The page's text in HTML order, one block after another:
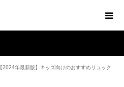
【2024年最新版】キッズ向けのおすすめリュック